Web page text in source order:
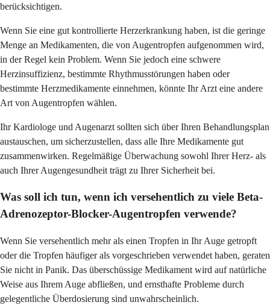
berücksichtigen.
Wenn Sie eine gut kontrollierte Herzerkrankung haben, ist die geringe
Menge an Medikamenten, die von Augentropfen aufgenommen wird,
in der Regel kein Problem. Wenn Sie jedoch eine schwere
Herzinsuffizienz, bestimmte Rhythmusstörungen haben oder
bestimmte Herzmedikamente einnehmen, könnte Ihr Arzt eine andere
Art von Augentropfen wählen.
Ihr Kardiologe und Augenarzt sollten sich über Ihren Behandlungsplan
austauschen, um sicherzustellen, dass alle Ihre Medikamente gut
zusammenwirken. Regelmäßige Überwachung sowohl Ihrer Herz- als
auch Ihrer Augengesundheit trägt zu Ihrer Sicherheit bei.
Was soll ich tun, wenn ich versehentlich zu viele Beta-
Adrenozeptor-Blocker-Augentropfen verwende?
Wenn Sie versehentlich mehr als einen Tropfen in Ihr Auge getropft
oder die Tropfen häufiger als vorgeschrieben verwendet haben, geraten
Sie nicht in Panik. Das überschüssige Medikament wird auf natürliche
Weise aus Ihrem Auge abfließen, und ernsthafte Probleme durch
gelegentliche Überdosierung sind unwahrscheinlich.